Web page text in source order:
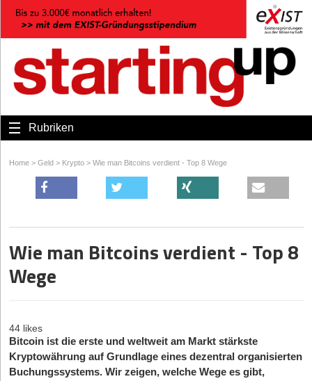
Rubriken
Home > Geld > Krypto > Wie man Bitcoins verdient - Top 8 Wege
Wie man Bitcoins verdient - Top 8
Wege
44 likes
Bitcoin ist die erste und weltweit am Markt stärkste
Kryptowährung auf Grundlage eines dezentral organisierten
Buchungssystems. Wir zeigen, welche Wege es gibt,